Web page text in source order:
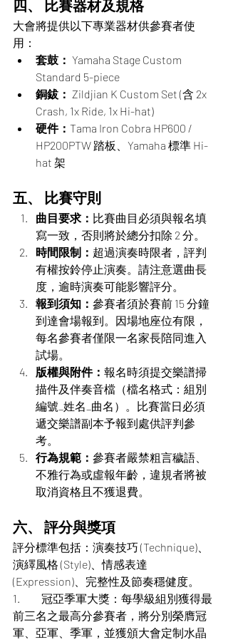
四、 比賽器材及規格
大會將提供以下專業器材供參賽者使
用：
套鼓： Yamaha Stage Custom
Standard 5-piece
銅鈸： Zildjian K Custom Set (含 2x
Crash, 1x Ride, 1x Hi-hat)
硬件： Tama Iron Cobra HP600 /
HP200PTW 踏板、Yamaha 標準 Hi-
hat 架
五、 比賽守則
曲目要求： 比賽曲目必須與報名填
寫一致，否則將於總分扣除 2 分。
時間限制： 超過演奏時限者，評判
有權按鈴停止演奏。請注意選曲長
度，逾時演奏可能影響評分。
報到須知： 參賽者須於賽前 15 分鐘
到達會場報到。因場地座位有限，
每名參賽者僅限一名家長陪同進入
試場。
版權與附件： 報名時須提交樂譜掃
描件及伴奏音檔（檔名格式：組別
編號_姓名_曲名）。比賽當日必須
遞交樂譜副本予報到處供評判參
考。
行為規範： 參賽者嚴禁粗言穢語、
不雅行為或虛報年齡，違規者將被
取消資格且不獲退費。
六、 評分與獎項
評分標準包括：演奏技巧 (Technique)、
演繹風格 (Style)、情感表達
(Expression)、完整性及節奏穩健度。
1. 	冠亞季軍大獎：每學級組別獲得最
前三名之最高分參賽者，將分別榮膺冠
軍、亞軍、季軍，並獲頒大會定制水晶